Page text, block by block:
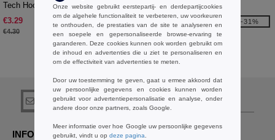
Tech Hoofdband
€3.29
€4.30
dames
€2.95
€4.25
-31%
registreer!
INFORMATIE
Onze website gebruikt eerstepartij- en derdepartijcookies
om de algehele functionaliteit te verbeteren, uw voorkeuren
te onthouden, de prestaties van de site te analyseren en
een soepele en gepersonaliseerde browse-ervaring te
garanderen. Deze cookies kunnen ook worden gebruikt om
de inhoud en advertenties die u ziet te personaliseren en
om de effectiviteit van advertenties te meten.
Door uw toestemming te geven, gaat u ermee akkoord dat
uw persoonlijke gegevens en cookies kunnen worden
gebruikt voor advertentiepersonalisatie en analyse, onder
andere door onze partners, zoals Google.
Meer informatie over hoe Google uw persoonlijke gegevens
gebruikt, vindt u op deze pagina